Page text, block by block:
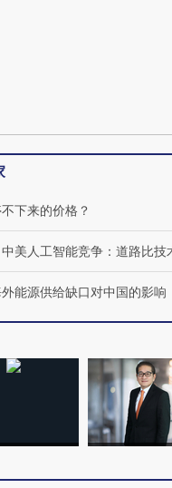
7万
3种
视线｜HYROX的吸金
术：是什么让中产们甘
心“花钱找虐”？
下来的价格？
中美人工智能竞争：道路比技
能源供给缺口对中国的影响